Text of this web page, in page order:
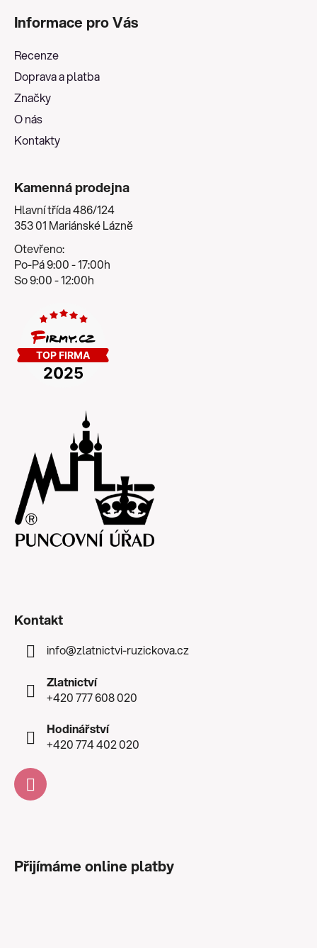
Informace pro Vás
Recenze
Doprava a platba
Značky
O nás
Kontakty
Kamenná prodejna
Hlavní třída 486/124
353 01 Mariánské Lázně
Otevřeno:
Po-Pá 9:00 - 17:00h
So 9:00 - 12:00h
Kontakt
info@zlatnictvi-ruzickova.cz
Zlatnictví
+420 777 608 020
Hodinářství
+420 774 402 020
Přijímáme online platby